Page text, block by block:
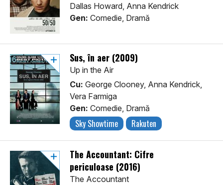
Dallas Howard, Anna Kendrick
Gen: Comedie, Dramă
Sus, în aer (2009)
Up in the Air
Cu: George Clooney, Anna Kendrick,
Vera Farmiga
Gen: Comedie, Dramă
Sky Showtime Rakuten
The Accountant: Cifre
periculoase (2016)
The Accountant